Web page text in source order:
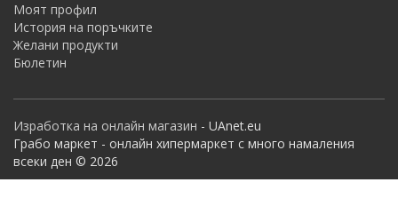
Моят профил
История на поръчките
Желани продукти
Бюлетин
Изработка на онлайн магазин - UAnet.eu
Грабо маркет - онлайн хипермаркет с много намаления
всеки ден © 2026